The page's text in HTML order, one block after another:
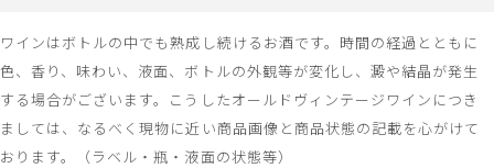
ワインはボトルの中でも熟成し続けるお酒です。時間の経過とともに
色、香り、味わい、液面、ボトルの外観等が変化し、澱や結晶が発生
する場合がございます。こうしたオールドヴィンテージワインにつき
ましては、なるべく現物に近い商品画像と商品状態の記載を心がけて
おります。（ラベル・瓶・液面の状態等）